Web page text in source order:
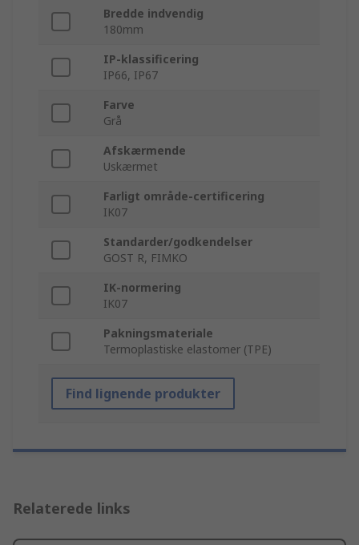
Bredde indvendig
180mm
IP-klassificering
IP66, IP67
Farve
Grå
Afskærmende
Uskærmet
Farligt område-certificering
IK07
Standarder/godkendelser
GOST R, FIMKO
IK-normering
IK07
Pakningsmateriale
Termoplastiske elastomer (TPE)
Find lignende produkter
Relaterede links